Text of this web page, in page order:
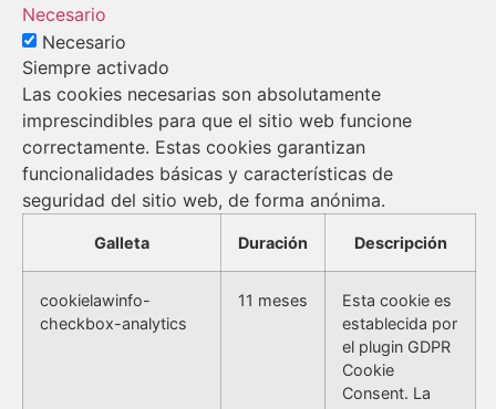
Necesario
Necesario
Siempre activado
Las cookies necesarias son absolutamente
imprescindibles para que el sitio web funcione
correctamente. Estas cookies garantizan
funcionalidades básicas y características de
seguridad del sitio web, de forma anónima.
Galleta Duración Descripción
cookielawinfo-
checkbox-analytics
11 meses
Esta cookie es
establecida por
el plugin GDPR
Cookie
Consent. La